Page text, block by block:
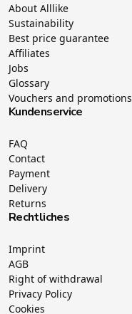
About Alllike
Sustainability
Best price guarantee
Affiliates
Jobs
Glossary
Vouchers and promotions
Kundenservice
FAQ
Contact
Payment
Delivery
Returns
Rechtliches
Imprint
AGB
Right of withdrawal
Privacy Policy
Cookies